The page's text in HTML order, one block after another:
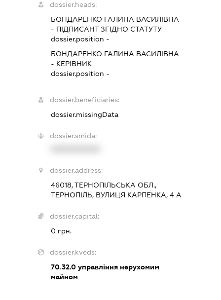
dossier.heads:
БОНДАРЕНКО ГАЛИНА ВАСИЛІВНА
- ПІДПИСАНТЗГІДНО СТАТУТУ
dossier.position -
БОНДАРЕНКО ГАЛИНА ВАСИЛІВНА
- КЕРІВНИК
dossier.position -
dossier.beneficiaries:
dossier.missingData
dossier.smida:
dossier.address:
46018, ТЕРНОПІЛЬСЬКА ОБЛ.,
ТЕРНОПІЛЬ, ВУЛИЦЯ КАРПЕНКА, 4 А
dossier.capital:
0 грн.
dossier.kveds:
70.32.0 управління нерухомим
майном